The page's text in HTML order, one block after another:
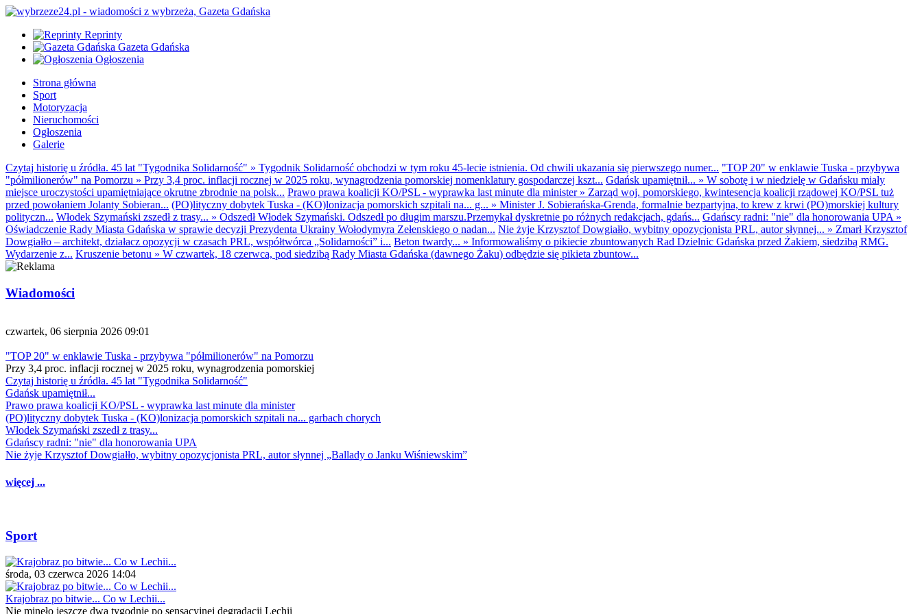
Reprinty
Gazeta Gdańska
Ogłoszenia
Strona główna
Sport
Motoryzacja
Nieruchomości
Ogłoszenia
Galerie
Czytaj historię u źródła. 45 lat "Tygodnika Solidarność" » Tygodnik Solidarność obchodzi w tym roku 45-lecie istnienia. Od chwili ukazania się pierwszego numer... "TOP 20" w enklawie Tuska - przybywa
"półmilionerów" na Pomorzu » Przy 3,4 proc. inflacji rocznej w 2025 roku, wynagrodzenia pomorskiej nomenklatury gospodarczej kszt... Gdańsk upamiętnił... » W sobotę i w niedzielę w Gdańsku miały
miejsce uroczystości upamiętniające okrutne zbrodnie na polsk... Prawo prawa koalicji KO/PSL - wyprawka last minute dla minister» Zarząd woj. pomorskiego, kwintesencja koalicji rządowej KO/PSL tuż
przed powołaniem Jolanty Sobieran... (PO)lityczny dobytek Tuska - (KO)lonizacja pomorskich szpitali na... g... » Minister J. Sobierańska-Grenda, formalnie bezpartyjna, to krew z krwi (PO)morskiej kultury
polityczn... Włodek Szymański zszedł z trasy... » Odszedł Włodek Szymański. Odszedł po długim marszu.Przemykał dyskretnie po różnych redakcjach, gdańs... Gdańscy radni: "nie" dla honorowania UPA »
Oświadczenie Rady Miasta Gdańska w sprawie decyzji Prezydenta Ukrainy Wołodymyra Zełenskiego o nadan... Nie żyje Krzysztof Dowgiałło, wybitny opozycjonista PRL, autor słynnej... » Zmarł Krzysztof
Dowgiałło – architekt, działacz opozycji w czasach PRL, współtwórca „Solidarności” i... Beton twardy... » Informowaliśmy o pikiecie zbuntowanych Rad Dzielnic Gdańska przed Żakiem, siedzibą RMG.
Wydarzenie z... Kruszenie betonu » W czwartek, 18 czerwca, pod siedzibą Rady Miasta Gdańska (dawnego Żaku) odbędzie się pikieta zbuntow...
Wiadomości
czwartek, 06 sierpnia 2026 09:01
"TOP 20" w enklawie Tuska - przybywa "półmilionerów" na Pomorzu
Przy 3,4 proc. inflacji rocznej w 2025 roku, wynagrodzenia pomorskiej
Czytaj historię u źródła. 45 lat "Tygodnika Solidarność"
Gdańsk upamiętnił...
Prawo prawa koalicji KO/PSL - wyprawka last minute dla minister
(PO)lityczny dobytek Tuska - (KO)lonizacja pomorskich szpitali na... garbach chorych
Włodek Szymański zszedł z trasy...
Gdańscy radni: "nie" dla honorowania UPA
Nie żyje Krzysztof Dowgiałło, wybitny opozycjonista PRL, autor słynnej „Ballady o Janku Wiśniewskim”
więcej ...
Sport
środa, 03 czerwca 2026 14:04
Krajobraz po bitwie... Co w Lechii...
Nie minęło jeszcze dwa tygodnie po sensacyjnej degradacji Lechii